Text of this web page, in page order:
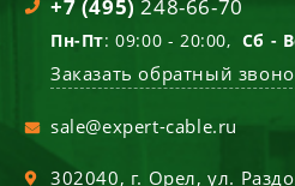
+7 (495) 248-66-70
Пн-Пт: 09:00 - 20:00, Сб -
Заказать обратный
sale@expert-cable.ru
302040, г. Орел,ул.